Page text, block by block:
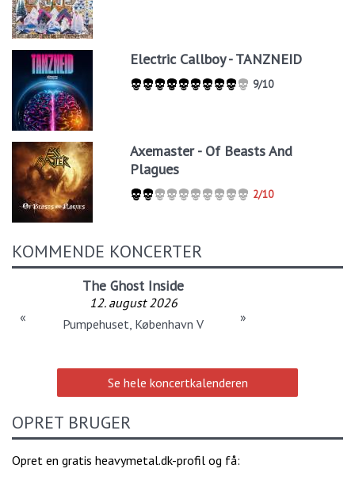
Electric Callboy - TANZNEID
9/10
Axemaster - Of Beasts And
Plagues
2/10
KOMMENDE KONCERTER
The Ghost Inside
12. august 2026
Pumpehuset, København V
« »
Se hele koncertkalenderen
OPRET BRUGER
Opret en gratis heavymetal.dk-profil og få: